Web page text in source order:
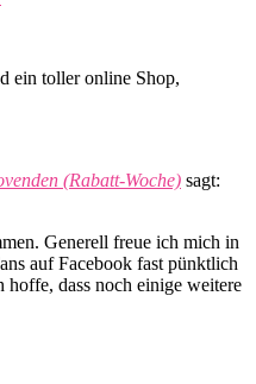
ein toller online Shop,
(Rabatt-Woche) sagt:
Generell freue ich mich in
auf Facebook fast pünktlich
hoffe, dass noch einige weitere